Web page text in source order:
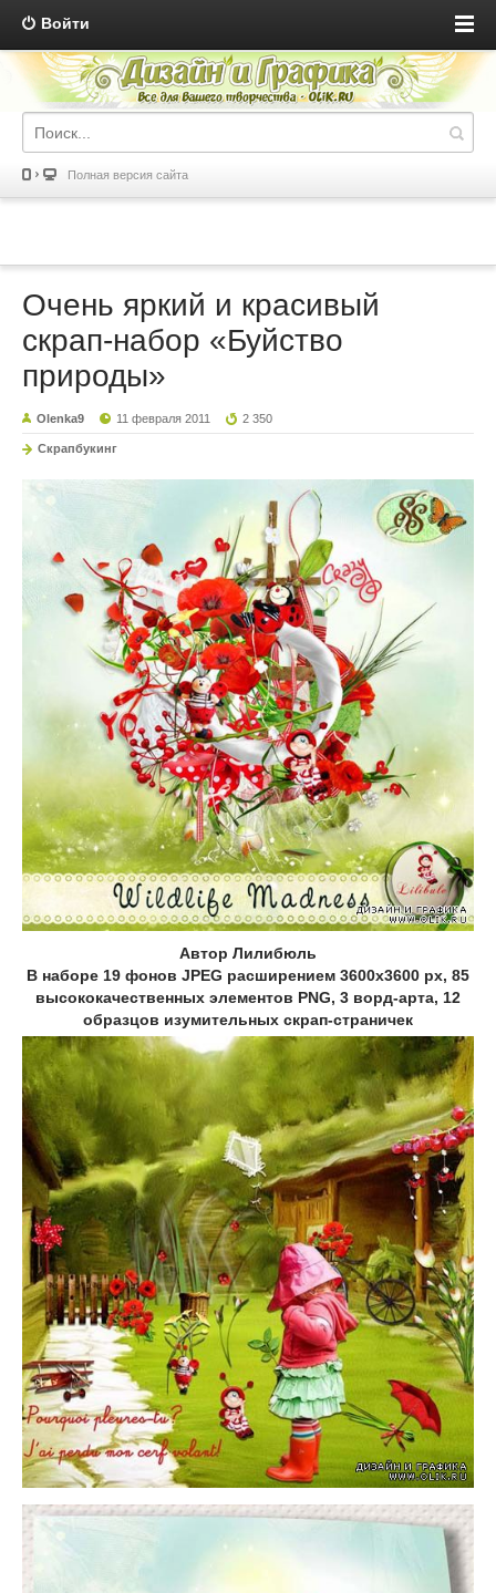
Войти
Полная версия сайта
Очень яркий и красивый
скрап-набор «Буйство
природы»
Olenka9 11 февраля 2011 2 350
Скрапбукинг
Автор Лилибюль
В наборе 19 фонов JPEG расширением 3600x3600 px, 85
высококачественных элементов PNG, 3 ворд-арта, 12
образцов изумительных скрап-страничек